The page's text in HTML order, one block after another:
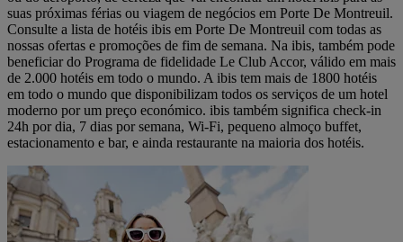
suas próximas férias ou viagem de negócios em Porte De Montreuil.
Consulte a lista de hotéis ibis em Porte De Montreuil com todas as
nossas ofertas e promoções de fim de semana. Na ibis, também pode
beneficiar do Programa de fidelidade Le Club Accor, válido em mais
de 2.000 hotéis em todo o mundo. A ibis tem mais de 1800 hotéis
em todo o mundo que disponibilizam todos os serviços de um hotel
moderno por um preço económico. ibis também significa check-in
24h por dia, 7 dias por semana, Wi-Fi, pequeno almoço buffet,
estacionamento e bar, e ainda restaurante na maioria dos hotéis.